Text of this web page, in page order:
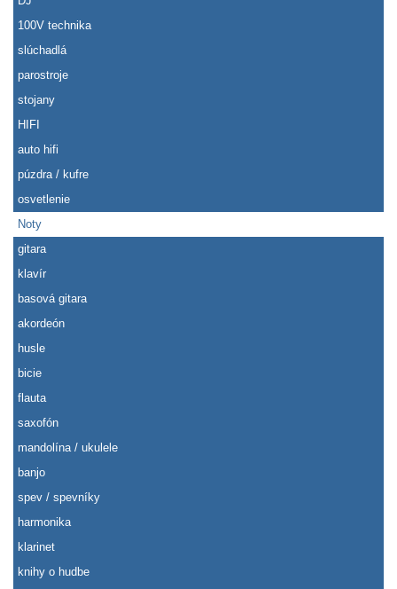
100V technika
slúchadlá
parostroje
stojany
HIFI
auto hifi
púzdra / kufre
osvetlenie
Noty
gitara
klavír
basová gitara
akordeón
husle
bicie
flauta
saxofón
mandolína / ukulele
banjo
spev / spevníky
harmonika
klarinet
knihy o hudbe